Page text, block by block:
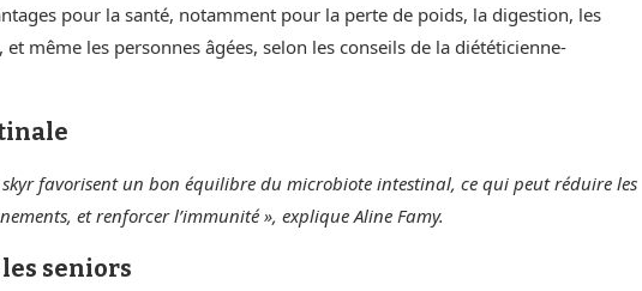
pour la santé, notamment pour la perte de poids, la digestion, les
même les personnes âgées, selon les conseils de la diététicienne-
favorisent un bon équilibre du microbiote intestinal, ce qui peut réduire les
et renforcer l’immunité », explique Aline Famy.
seniors